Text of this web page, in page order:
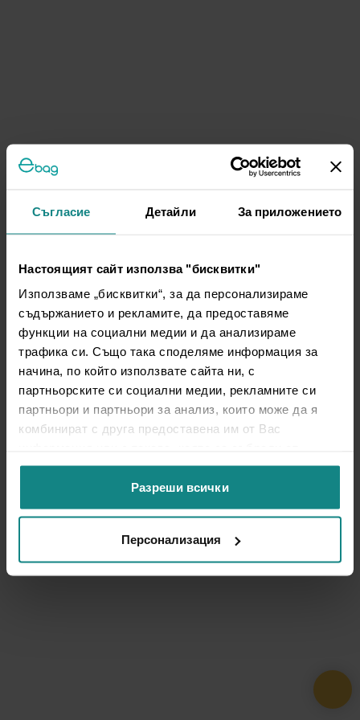
Съгласие Детайли За приложението
Настоящият сайт използва "бисквитки"
Използваме „бисквитки“, за да персонализираме
съдържанието и рекламите, да предоставяме
функции на социални медии и да анализираме
трафика си. Също така споделяме информация за
начина, по който използвате сайта ни, с
партньорските си социални медии, рекламните си
партньори и партньори за анализ, които може да я
комбинират с друга предоставена им от Вас
ползването от Ваша страна на услугите им.
Разреши всички
Персонализация